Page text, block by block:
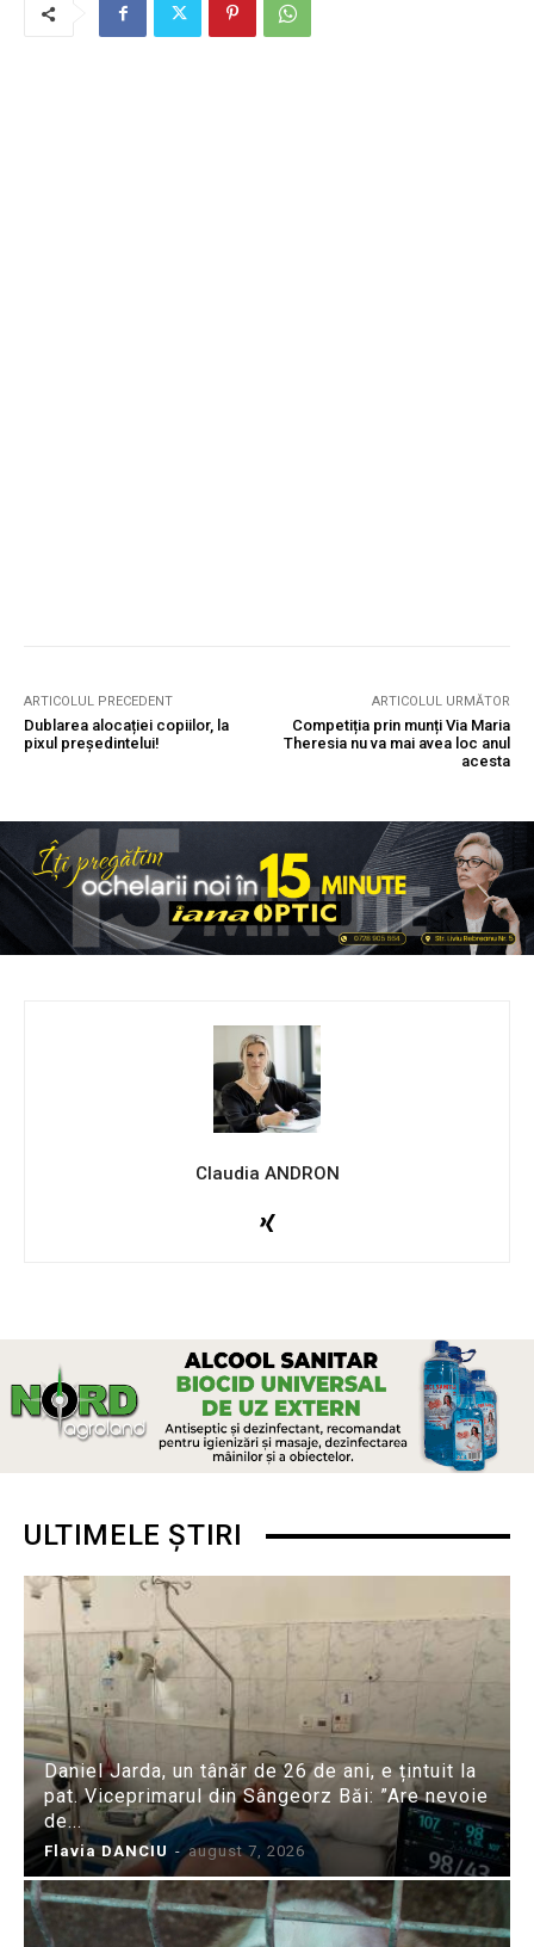
ARTICOLUL PRECEDENT
Dublarea alocației copiilor, la
pixul președintelui!
ARTICOLUL URMĂTOR
Competiția prin munți Via Maria
Theresia nu va mai avea loc anul
acesta
Claudia ANDRON
ULTIMELE ȘTIRI
Daniel Jarda, un tânăr de 26 de ani, e țintuit la
pat. Viceprimarul din Sângeorz Băi: ”Are nevoie
de...
Flavia DANCIU - august 7, 2026